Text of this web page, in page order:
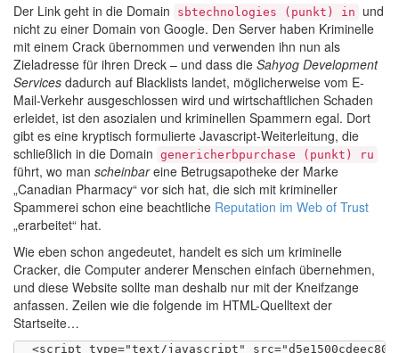
Der Link geht in die Domain
sbtechnologies (punkt) in
und
nicht zu einer Domain von Google. Den Server haben Kriminelle
mit einem Crack übernommen und verwenden ihn nun als
Zieladresse für ihren Dreck – und dass die Sahyog Development
Services dadurch auf Blacklists landet, möglicherweise vom E-
Mail-Verkehr ausgeschlossen wird und wirtschaftlichen Schaden
erleidet, ist den asozialen und kriminellen Spammern egal. Dort
gibt es eine kryptisch formulierte Javascript-Weiterleitung, die
schließlich in die Domain genericherbpurchase (punkt) ru
führt, wo man scheinbareine Betrugsapotheke der Marke
„Canadian Pharmacy“ vor sich hat, die sich mit krimineller
Spammerei schon eine beachtliche Reputation im Web of Trust
„erarbeitet“ hat.
Wie eben schon angedeutet, handelt es sich um kriminelle
Cracker, die Computer anderer Menschen einfach übernehmen,
und diese Website sollte man deshalb nur mit der Kneifzange
anfassen. Zeilen wie die folgende im HTML-Quelltext der
Startseite…